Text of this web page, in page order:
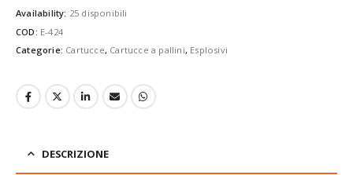
Availability: 25 disponibili
COD: E-424
Categorie: Cartucce, Cartucce a pallini, Esplosivi
DESCRIZIONE